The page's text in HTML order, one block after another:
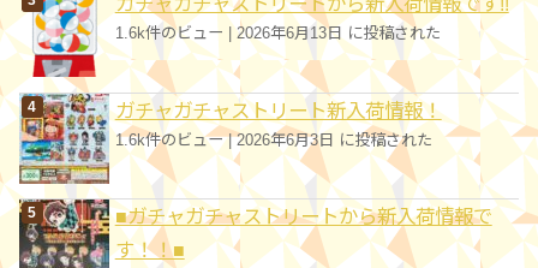
1.6k件のビュー |2026年6月13日 に投稿された
ガチャガチャストリート新入荷情報！
1.6k件のビュー|2026年6月3日 に投稿された
■ガチャガチャストリートから新入荷情報で
す！！■